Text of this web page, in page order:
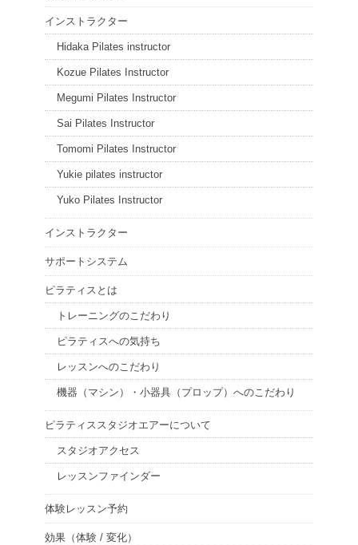
インストラクター
Hidaka Pilates instructor
Kozue Pilates Instructor
Megumi Pilates Instructor
Sai Pilates Instructor
Tomomi Pilates Instructor
Yukie pilates instructor
Yuko Pilates Instructor
インストラクター
サポートシステム
ピラティスとは
トレーニングのこだわり
ピラティスへの気持ち
レッスンへのこだわり
機器（マシン）・小器具（プロップ）へのこだわり
ピラティススタジオエアーについて
スタジオアクセス
レッスンファインダー
体験レッスン予約
効果（体験 / 変化）